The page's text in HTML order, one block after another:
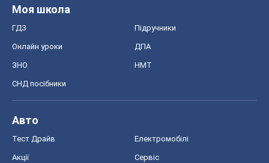
Моя школа
ГДЗ Підручники
Онлайн уроки ДПА
ЗНО НМТ
СНД посібники
Авто
Тест Драйв Електромобілі
Акції Сервіс